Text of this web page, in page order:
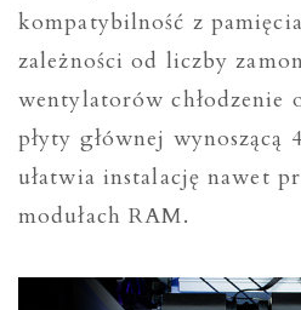
kompatybilność z
zależności od liczby
wentylatorów chłodzenie
płyty głównej wynoszącą
ułatwia instalację nawet
modułach RAM.